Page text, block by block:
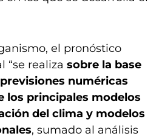
el pronóstico
“se realiza sobre la base
numéricas
los principales modelos
del clima y modelos
, sumado al análisis